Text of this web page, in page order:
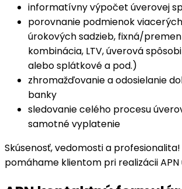
informatívny výpočet úverovej
porovnanie podmienok
úrokových sadzieb, fixná/
kombinácia, LTV, úverová
alebo splátkové a pod.)
zhromažďovanie a odosielanie
banky
sledovanie celého procesu
samotné vyplatenie
Skúsenosť, vedomosti a
pomáhame klientom pri realizácii APN